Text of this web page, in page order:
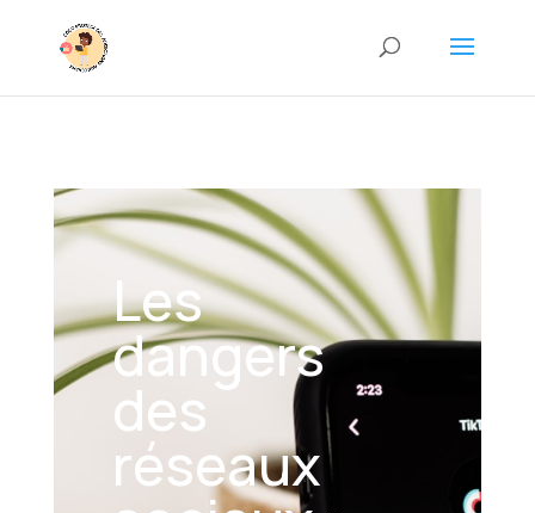
Les
dangers
des
réseaux